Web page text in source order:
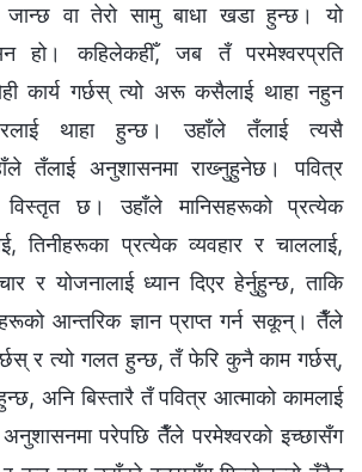
वा तेरो सामु बाधा खडा हुन्छ। यो
हो। कहिलेकहीँ, जब तँ परमेश्‍वरप्रति
कार्य गर्छस् त्यो अरू कसैलाई थाहा नहुन
थाहा हुन्छ। उहाँले तँलाई त्यसै
तँलाई अनुशासनमा राख्‍नुहुनेछ। पवित्र
छ। उहाँले मानिसहरूको प्रत्येक
तिनीहरूका प्रत्येक व्यवहार र चाललाई,
र योजनालाई ध्यान दिएर हेर्नुहुन्छ, ताकि
आन्तरिक ज्ञान प्राप्त गर्न सकून्। तैँले
र त्यो गलत हुन्छ, तँ फेरि कुनै काम गर्छस्,
अनि बिस्तारै तँ पवित्र आत्माको कामलाई
परेपछि तैँले परमेश्‍वरको इच्छासँग